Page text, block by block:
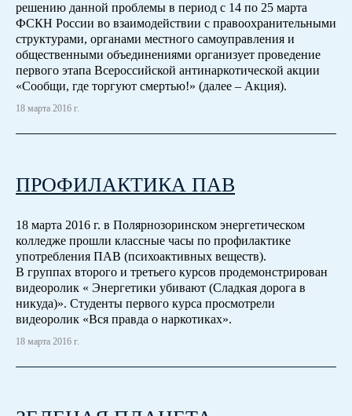
решению данной проблемы в период с 14 по 25 марта
ФСКН России во взаимодействии с правоохранительными
структурами, органами местного самоуправления и
общественными объединениями организует проведение
первого этапа Всероссийской антинаркотической акции
«Сообщи, где торгуют смертью!» (далее – Акция).
18 марта 2016 г.
ПРОФИЛАКТИКА ПАВ
18 марта 2016 г. в Полярнозоринском энергетическом
колледже прошли классные часы по профилактике
употребления ПАВ (психоактивных веществ).
В группах второго и третьего курсов продемонстрирован
видеоролик « Энергетики убивают (Сладкая дорога в
никуда)». Студенты первого курса просмотрели
видеоролик «Вся правда о наркотиках».
18 марта 2016 г.